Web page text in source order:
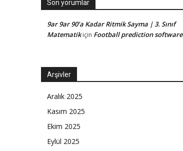
Son yorumlar
9ar 9ar 90’a Kadar Ritmik Sayma | 3. Sınıf
Matematikiçin Football prediction software
Arşivler
Aralık 2025
Kasım 2025
Ekim 2025
Eylül 2025